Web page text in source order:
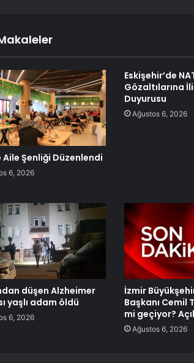
Aile Şenliği Düzenlendi
6, 2026
Eskişehir’de
Gözaltılarına
Duyurusu
Ağustos 6, 2026
düşen Alzheimer
yaşlı adam öldü
6, 2026
İzmir
Başkanı Cemil
mi geçiyor?
Ağustos 6, 2026